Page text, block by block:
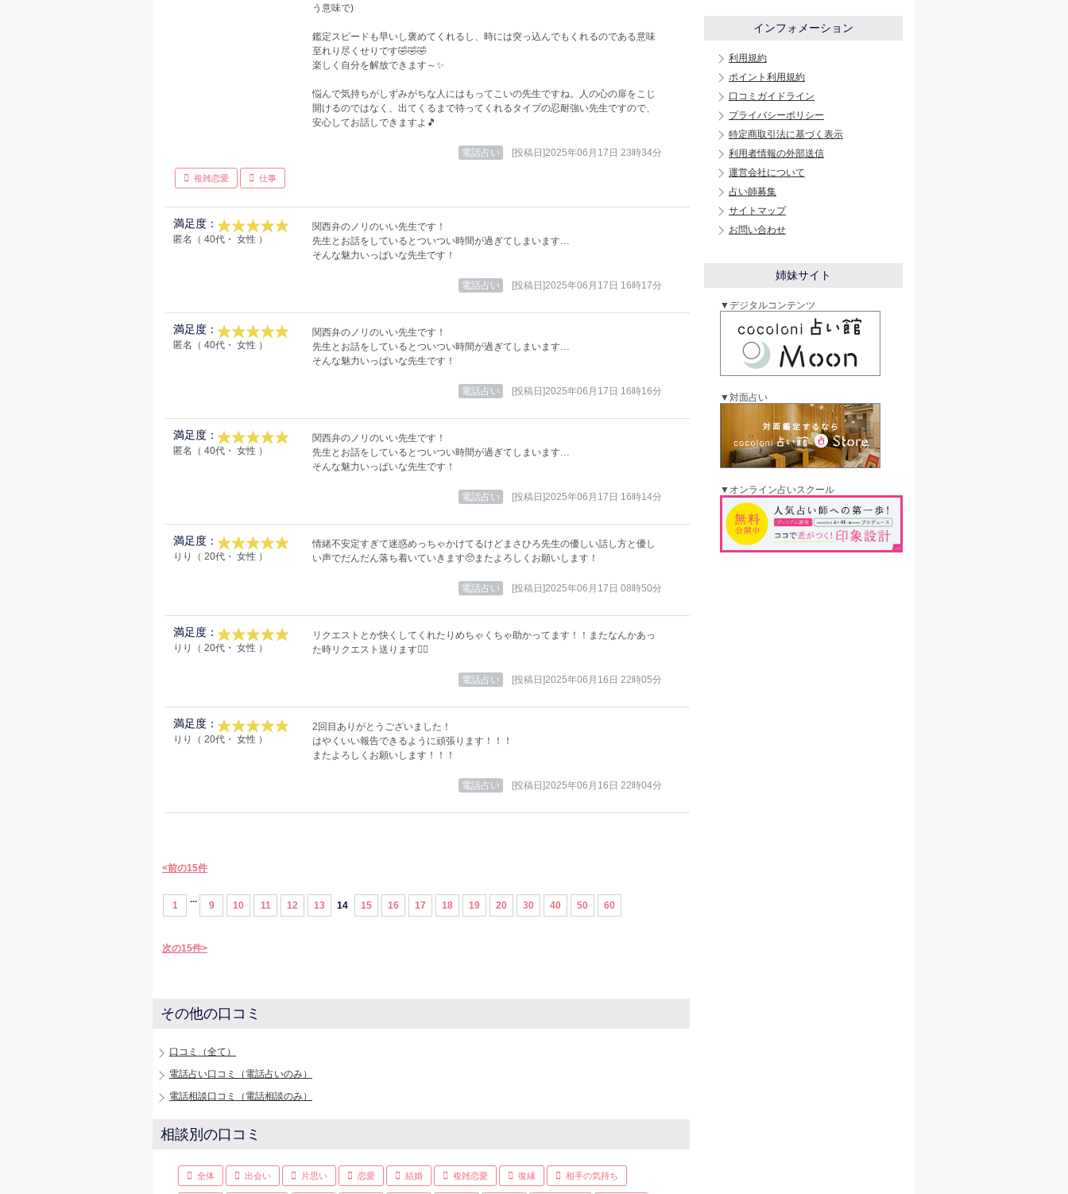
う意味で)
鑑定スピードも早いし褒めてくれるし、時には突っ込んでもくれるのである意味
至れり尽くせりです🤣🤣🤣
楽しく自分を解放できます～✨
悩んで気持ちがしずみがちな人にはもってこいの先生ですね。人の心の扉をこじ
開けるのではなく、出てくるまで待ってくれるタイプの忍耐強い先生ですので、
安心してお話しできますよ🎵
電話占い [投稿日]2025年06月17日 23時34分
複雑恋愛 仕事
満足度：
匿名（ 40代・ 女性 ）
関西弁のノリのいい先生です！
先生とお話をしているとついつい時間が過ぎてしまいます…
そんな魅力いっぱいな先生です！
電話占い [投稿日]2025年06月17日 16時17分
満足度：
匿名（ 40代・ 女性 ）
関西弁のノリのいい先生です！
先生とお話をしているとついつい時間が過ぎてしまいます…
そんな魅力いっぱいな先生です！
電話占い [投稿日]2025年06月17日 16時16分
満足度：
匿名（ 40代・ 女性 ）
関西弁のノリのいい先生です！
先生とお話をしているとついつい時間が過ぎてしまいます…
そんな魅力いっぱいな先生です！
電話占い [投稿日]2025年06月17日 16時14分
満足度：
りり（ 20代・ 女性 ）
情緒不安定すぎて迷惑めっちゃかけてるけどまさひろ先生の優しい話し方と優し
い声でだんだん落ち着いていきます🥺またよろしくお願いします！
電話占い [投稿日]2025年06月17日 08時50分
満足度：
りり（ 20代・ 女性 ）
リクエストとか快くしてくれたりめちゃくちゃ助かってます！！またなんかあっ
た時リクエスト送ります🙇‍♂️
電話占い [投稿日]2025年06月16日 22時05分
満足度：
りり（ 20代・ 女性 ）
2回目ありがとうございました！
はやくいい報告できるように頑張ります！！！
またよろしくお願いします！！！
電話占い [投稿日]2025年06月16日 22時04分
<前の15件
1
...
9 10 11 12 13 14 15 16 17 18 19 20 30 40 50 60
次の15件>
その他の口コミ
口コミ（全て）
電話占い口コミ（電話占いのみ）
電話相談口コミ（電話相談のみ）
相談別の口コミ
全体 出会い 片思い 恋愛 結婚 複雑恋愛 復縁 相手の気持ち
インフォメーション
利用規約
ポイント利用規約
口コミガイドライン
プライバシーポリシー
特定商取引法に基づく表示
利用者情報の外部送信
運営会社について
占い師募集
サイトマップ
お問い合わせ
姉妹サイト
▼デジタルコンテンツ
▼対面占い
▼オンライン占いスクール